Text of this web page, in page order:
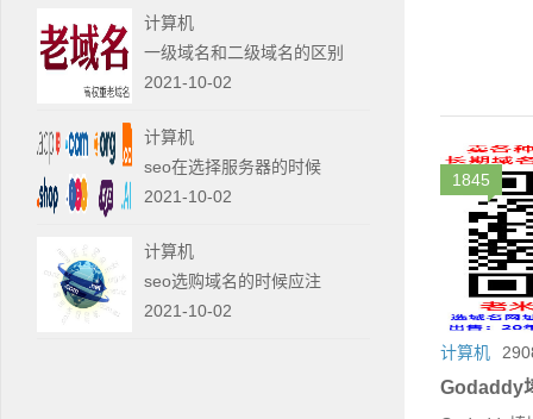
计算机
一级域名和二级域名的区别
2021-10-02
计算机
seo在选择服务器的时候
2021-10-02
计算机
seo选购域名的时候应注
2021-10-02
1845
计算机
Godaddy